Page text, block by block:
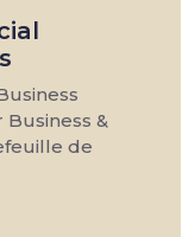
Business &
de